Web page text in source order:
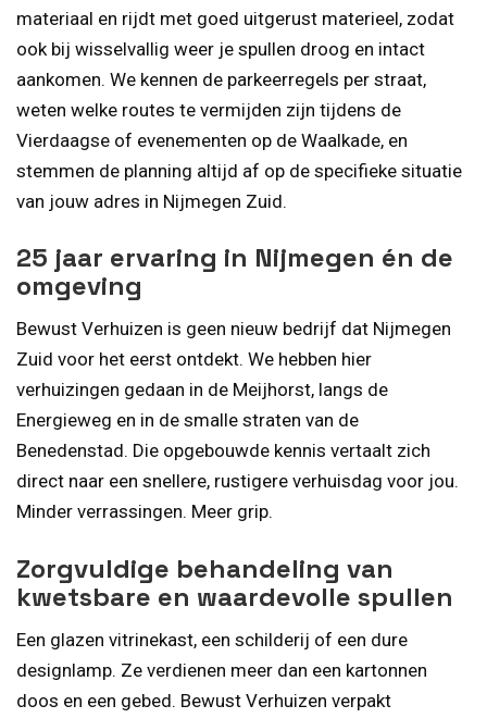
materiaal en rijdt met goed uitgerust materieel, zodat
ook bij wisselvallig weer je spullen droog en intact
aankomen. We kennen de parkeerregels per straat,
weten welke routes te vermijden zijn tijdens de
Vierdaagse of evenementen op de Waalkade, en
stemmen de planning altijd af op de specifieke situatie
van jouw adres in Nijmegen Zuid.
25 jaar ervaring in Nijmegen én de
omgeving
Bewust Verhuizen is geen nieuw bedrijf dat Nijmegen
Zuid voor het eerst ontdekt. We hebben hier
verhuizingen gedaan in de Meijhorst, langs de
Energieweg en in de smalle straten van de
Benedenstad. Die opgebouwde kennis vertaalt zich
direct naar een snellere, rustigere verhuisdag voor jou.
Minder verrassingen. Meer grip.
Zorgvuldige behandeling van
kwetsbare en waardevolle spullen
Een glazen vitrinekast, een schilderij of een dure
designlamp. Ze verdienen meer dan een kartonnen
doos en een gebed. Bewust Verhuizen verpakt